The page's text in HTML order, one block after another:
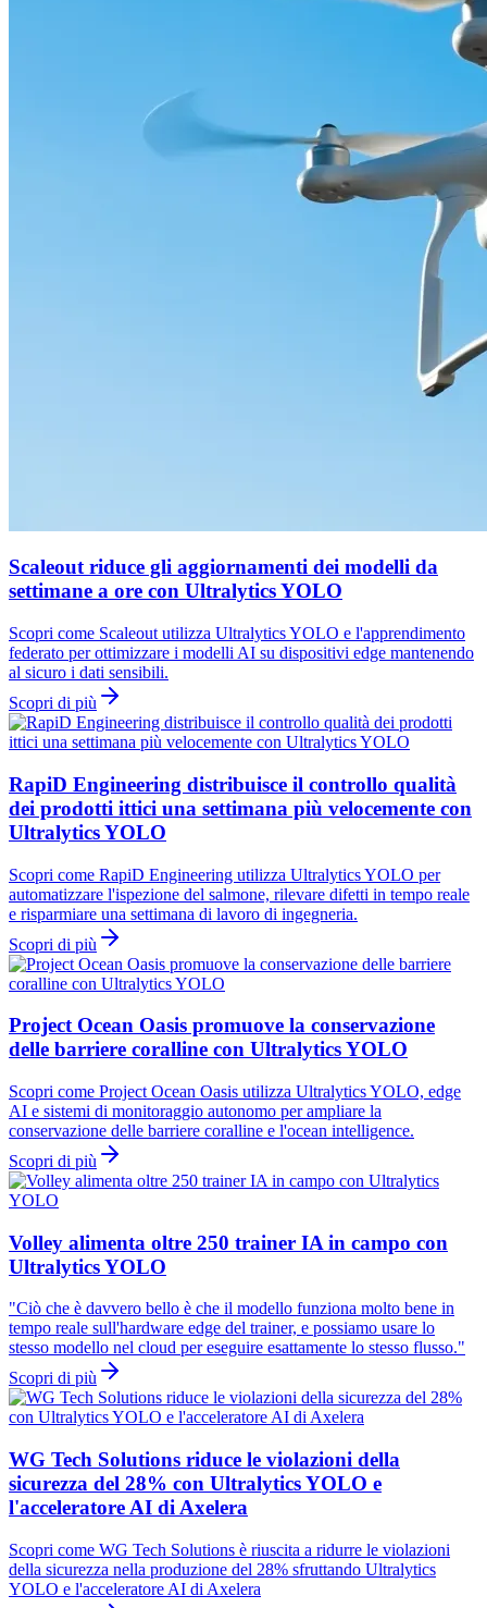
Scaleout riduce gli aggiornamenti dei modelli da
settimane a ore con Ultralytics YOLO
Scopri come Scaleout utilizza Ultralytics YOLO e l'apprendimento
federato per ottimizzare i modelli AI su dispositivi edge mantenendo
al sicuro i dati sensibili.
Scopri di più
RapiD Engineering distribuisce il controllo qualità
dei prodotti ittici una settimana più velocemente con
Ultralytics YOLO
Scopri come RapiD Engineering utilizza Ultralytics YOLO per
automatizzare l'ispezione del salmone, rilevare difetti in tempo reale
e risparmiare una settimana di lavoro di ingegneria.
Scopri di più
Project Ocean Oasis promuove la conservazione
delle barriere coralline con Ultralytics YOLO
Scopri come Project Ocean Oasis utilizza Ultralytics YOLO, edge
AI e sistemi di monitoraggio autonomo per ampliare la
conservazione delle barriere coralline e l'ocean intelligence.
Scopri di più
Volley alimenta oltre 250 trainer IA in campo con
Ultralytics YOLO
"Ciò che è davvero bello è che il modello funziona molto bene in
tempo reale sull'hardware edge del trainer, e possiamo usare lo
stesso modello nel cloud per eseguire esattamente lo stesso flusso."
Scopri di più
WG Tech Solutions riduce le violazioni della
sicurezza del 28% con Ultralytics YOLO e
l'acceleratore AI di Axelera
Scopri come WG Tech Solutions è riuscita a ridurre le violazioni
della sicurezza nella produzione del 28% sfruttando Ultralytics
YOLO e l'acceleratore AI di Axelera